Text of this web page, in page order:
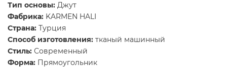
Тип основы: Джут
Фабрика: KARMEN HALI
Страна: Турция
Способ изготовления: тканый машинный
Стиль: Современный
Форма: Прямоугольник